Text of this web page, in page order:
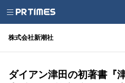
株式会社新潮社
ダイアン津田の初著書『